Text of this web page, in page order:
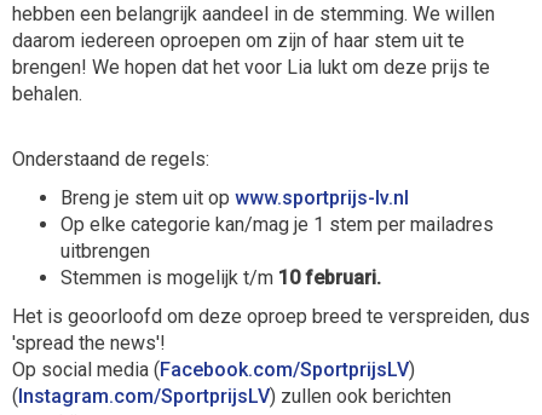
hebben een belangrijk aandeel in de stemming. We willen
daarom iedereen oproepen om zijn of haar stem uit te
brengen! We hopen dat het voor Lia lukt om deze prijs te
behalen.
Onderstaand de regels:
Breng je stem uit op www.sportprijs-lv.nl
Op elke categorie kan/mag je 1 stem per mailadres
uitbrengen
Stemmen is mogelijk t/m 10 februari.
Het is geoorloofd om deze oproep breed te verspreiden, dus
'spread the news'!
Op social media (Facebook.com/SportprijsLV)
(Instagram.com/SportprijsLV) zullen ook berichten